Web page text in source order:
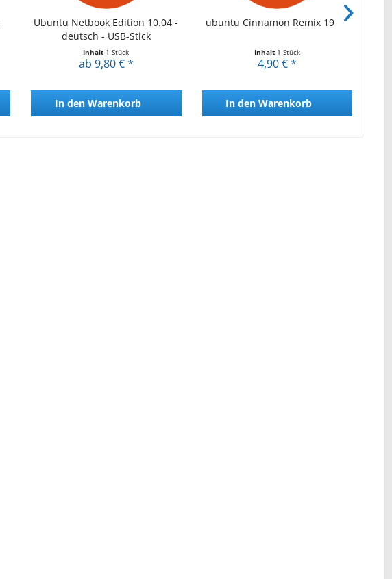
Ubuntu Netbook Edition 10.04 -
deutsch - USB-Stick
Inhalt 1 Stück
ab 9,80 € *
In den Warenkorb
ubuntu Cinnamon Remix 19.10
Inhalt 1 Stück
4,90 € *
In den Warenkorb